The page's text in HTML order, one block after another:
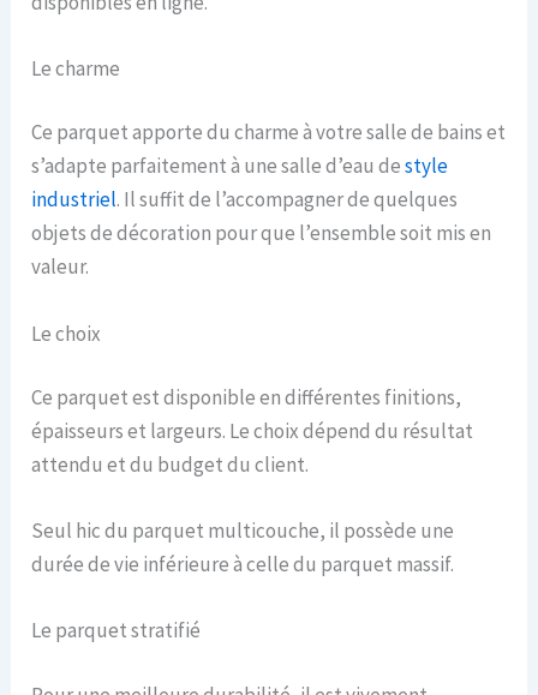
Le charme
Ce parquet apporte du charme à votre salle de bains et
s’adapte parfaitement à une salle d’eau destyle
industriel. Il suffit de l’accompagner de quelques
objets de décoration pour que l’ensemble soit mis en
valeur.
Le choix
Ce parquet est disponible en différentes finitions,
épaisseurs et largeurs. Le choix dépend du résultat
attendu et du budget du client.
Seul hic du parquet multicouche, il possède une
durée de vie inférieure à celle du parquet massif.
Le parquet stratifié